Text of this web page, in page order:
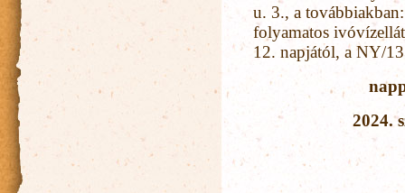
u. 3., a
folyamatos
12. napjától, a NY/
2024.